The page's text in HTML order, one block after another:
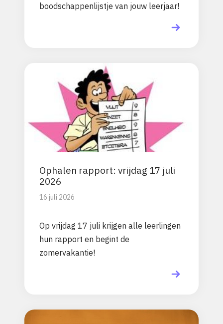
boodschappenlijstje van jouw leerjaar!
Ophalen rapport: vrijdag 17 juli
2026
16 juli 2026
Op vrijdag 17 juli krijgen alle leerlingen
hun rapport en begint de
zomervakantie!